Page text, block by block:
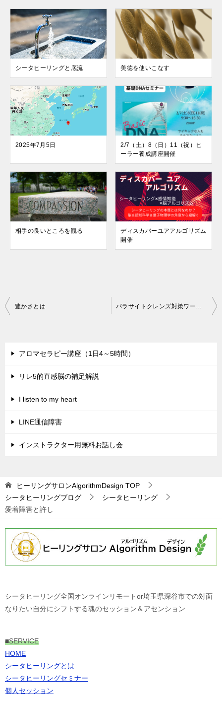
シータヒーリングと底流 美徳を使いこなす
2025年7月5日
2/7（土）8（日）11（祝）ヒ
ーラー養成講座開催
相手の良いところを観る
ディスカバーユアアルゴリズム
開催
投
ビ
シ
豊かさとは
アロマセラピー講座（1日4～5時間）
リレ5的直感脳の補足解説
I listen to my heart
LINE通信障害
インストラクター用無料お話し会
ヒーリングサロンAlgorithmDesign TOP
シータヒーリングブログ
シータヒーリング
愛着障害と許し
シータヒーリング全国オンラインリモートor埼玉県深谷市での対面
なりたい自分にシフトする魂のセッション＆アセンション
■SERVICE
HOME
シータヒーリングとは
シータヒーリングセミナー
個人セッション